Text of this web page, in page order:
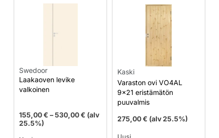
Swedoor
Laakaoven levike
valkoinen
155,00€ –530,00€ (alv
25.5%)
Kaski
Varaston ovi VO4AL
9×21 eristämätön
puuvalmis
275,00€ (alv 25.5%)
Uusi